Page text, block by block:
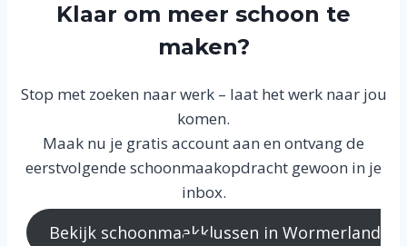
Klaar om meer schoon te
maken?
Stop met zoeken naar werk – laat het werk naar jou
komen.
Maak nu je gratis account aan en ontvang de
eerstvolgende schoonmaakopdracht gewoon in je
inbox.
Bekijk schoonmaakklussen in Wormerland